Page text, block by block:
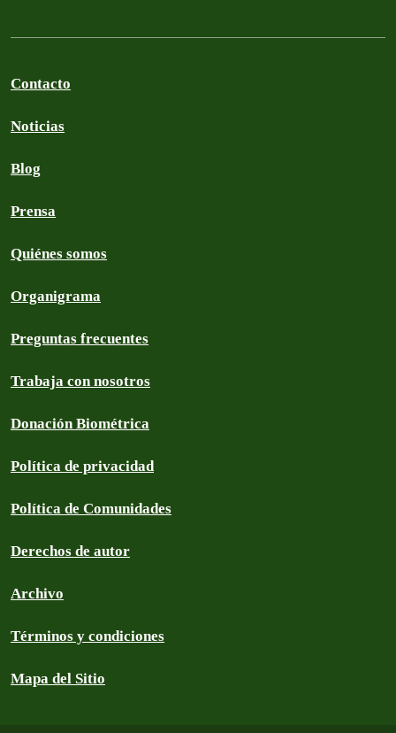
Contacto
Noticias
Blog
Prensa
Quiénes somos
Organigrama
Preguntas frecuentes
Trabaja con nosotros
Donación Biométrica
Política de privacidad
Política de Comunidades
Derechos de autor
Archivo
Términos y condiciones
Mapa del Sitio